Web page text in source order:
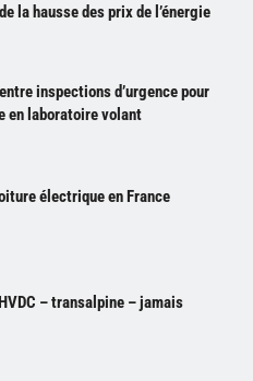
la hausse des prix de l’énergie
inspections d’urgence pour
en laboratoire volant
électrique en France
– transalpine – jamais